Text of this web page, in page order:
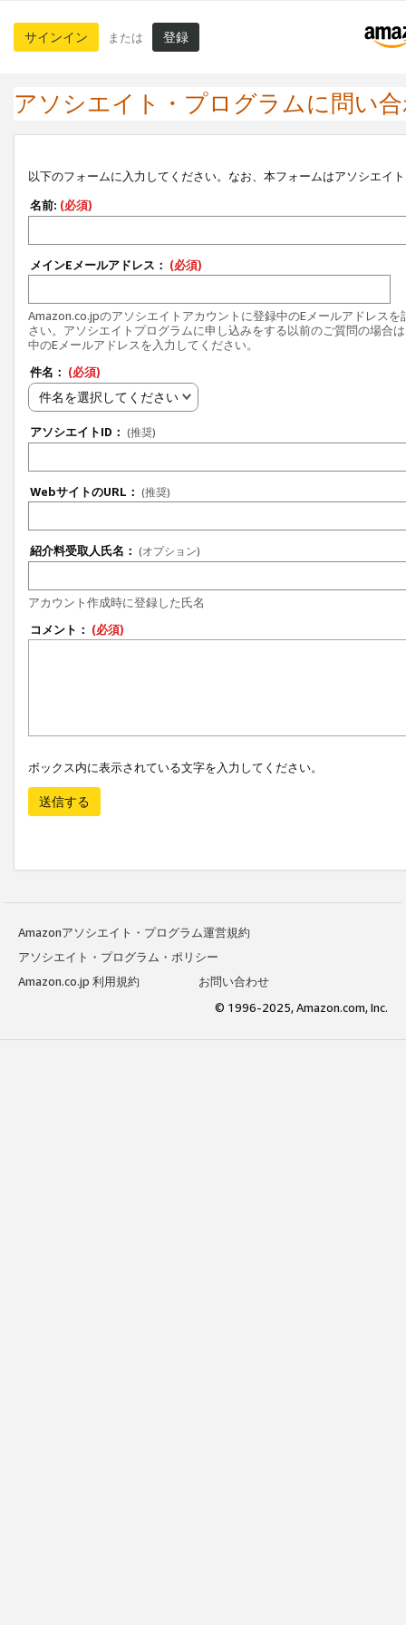
サインイン または 登録
アソシエイト・プログラムに問い
以下のフォームに入力してください。なお、本フォームはアソシエイ
名前: (必須)
メインEメールアドレス： (必須)
Amazon.co.jpのアソシエイトアカウントに登録中のEメールアドレスを
さい。アソシエイトプログラムに申し込みをする以前のご質問の場合
中のEメールアドレスを入力してください。
件名： (必須)
件名を選択してください
アソシエイトID： (推奨)
WebサイトのURL： (推奨)
紹介料受取人氏名： (オプション)
アカウント作成時に登録した氏名
コメント： (必須)
ボックス内に表示されている文字を入力してください。
送信する
Amazonアソシエイト・プログラム運営規約
アソシエイト・プログラム・ポリシー
Amazon.co.jp 利用規約
お問い合わせ
© 1996-2025, Amazon.com, Inc.